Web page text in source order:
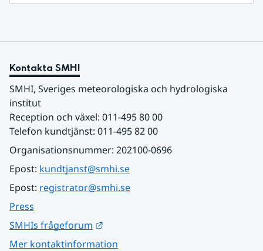
Kontakta SMHI
SMHI, Sveriges meteorologiska och hydrologiska
institut
Reception och växel: 011-495 80 00
Telefon kundtjänst: 011-495 82 00
Organisationsnummer: 202100-0696
Epost: kundtjanst@smhi.se
Epost: registrator@smhi.se
Press
SMHIs frågeforum
Mer kontaktinformation